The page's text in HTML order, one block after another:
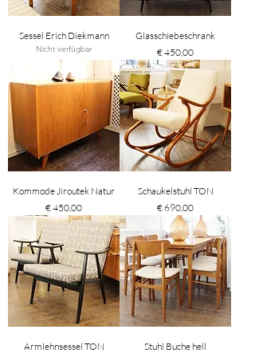
Sessel Erich Diekmann
Nicht verfügbar
Glasschiebeschrank
Preis
€ 450,00
Kommode Jiroutek Natur
Preis
€ 450,00
Schaukelstuhl TON
Preis
€ 690,00
Armlehnsessel TON
Stuhl Buche hell